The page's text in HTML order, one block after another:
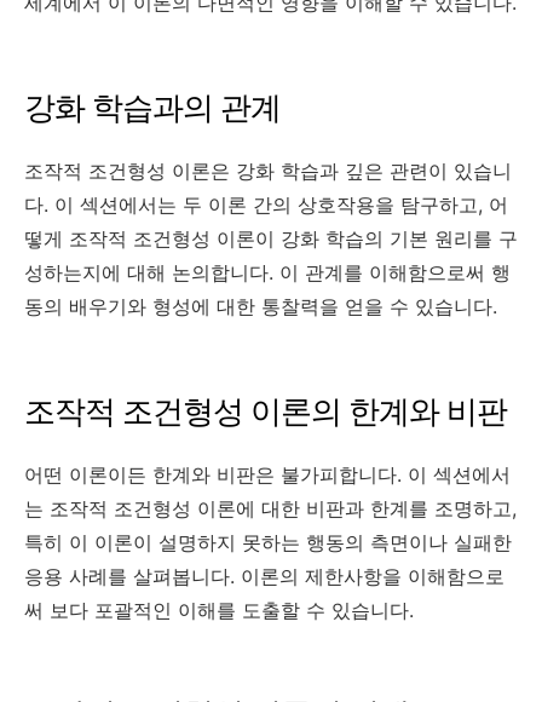
강화 학습과의 관계
조작적 조건형성 이론은 강화 학습과 깊은 관련이 있습니
다. 이 섹션에서는 두 이론 간의 상호작용을 탐구하고, 어
떻게 조작적 조건형성 이론이 강화 학습의 기본 원리를 구
성하는지에 대해 논의합니다. 이 관계를 이해함으로써 행
동의 배우기와 형성에 대한 통찰력을 얻을 수 있습니다.
조작적 조건형성 이론의 한계와 비판
어떤 이론이든 한계와 비판은 불가피합니다. 이 섹션에서
는 조작적 조건형성 이론에 대한 비판과 한계를 조명하고,
특히 이 이론이 설명하지 못하는 행동의 측면이나 실패한
응용 사례를 살펴봅니다. 이론의 제한사항을 이해함으로
써 보다 포괄적인 이해를 도출할 수 있습니다.